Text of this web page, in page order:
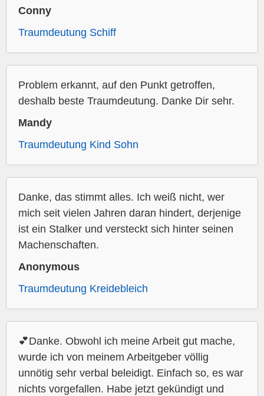
Conny
Traumdeutung Schiff
Problem erkannt, auf den Punkt getroffen,
deshalb beste Traumdeutung. Danke Dir sehr.
Mandy
Traumdeutung Kind Sohn
Danke, das stimmt alles. Ich weiß nicht, wer
mich seit vielen Jahren daran hindert, derjenige
ist ein Stalker und versteckt sich hinter seinen
Machenschaften.
Anonymous
Traumdeutung Kreidebleich
💕Danke. Obwohl ich meine Arbeit gut mache,
wurde ich von meinem Arbeitgeber völlig
unnötig sehr verbal beleidigt. Einfach so, es war
nichts vorgefallen. Habe jetzt gekündigt und